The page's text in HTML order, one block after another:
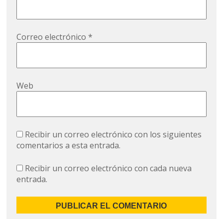
Correo electrónico*
Web
Recibir un correo electrónico con los siguientes
comentarios a esta entrada.
Recibir un correo electrónico con cada nueva
entrada.